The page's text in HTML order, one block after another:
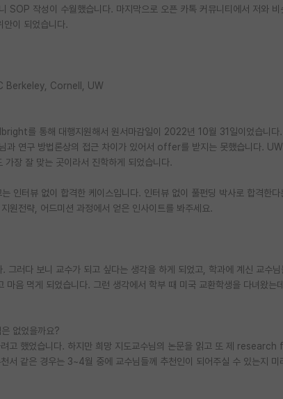
SOP 작성이 수월했습니다. 마지막으로 오픈 카톡 커뮤니티에서 저와 비
안이 되었습니다.
Berkeley, Cornell, UW
를 통해 대행지원해서 원서마감일이 2022년 10월 31일이었습니다
과 연구 방법론상의 접근 차이가 있어서 offer를 받지는 못했습니다.
장 잘 맞는 곳이라서 진학하게 되었습니다.
인터뷰 없이 합격한 케이스입니다. 인터뷰 없이 풀펀딩 박사로 합격한다
원전략, 어드미션 과정에서 얻은 인사이트를 봐주세요.
러다 보니 교수가 되고 싶다는 생각을 하게 되었고, 학과에 계신 교수
음 먹게 되었습니다. 그런 생각에서 학부 때 미국 교환학생을 다녀왔는
없었을까요?
고 했었습니다. 하지만 희망 지도교수님의 논문을 읽고 또 제 research
서 같은 경우는 3~4월 중에 교수님들께 추천인이 되어주실 수 있는지 미